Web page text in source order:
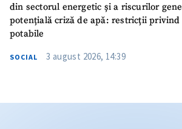
din sectorul energetic și a riscurilor
potențială criză de apă: restricții
potabile
SOCIAL 3 august 2026, 14:39